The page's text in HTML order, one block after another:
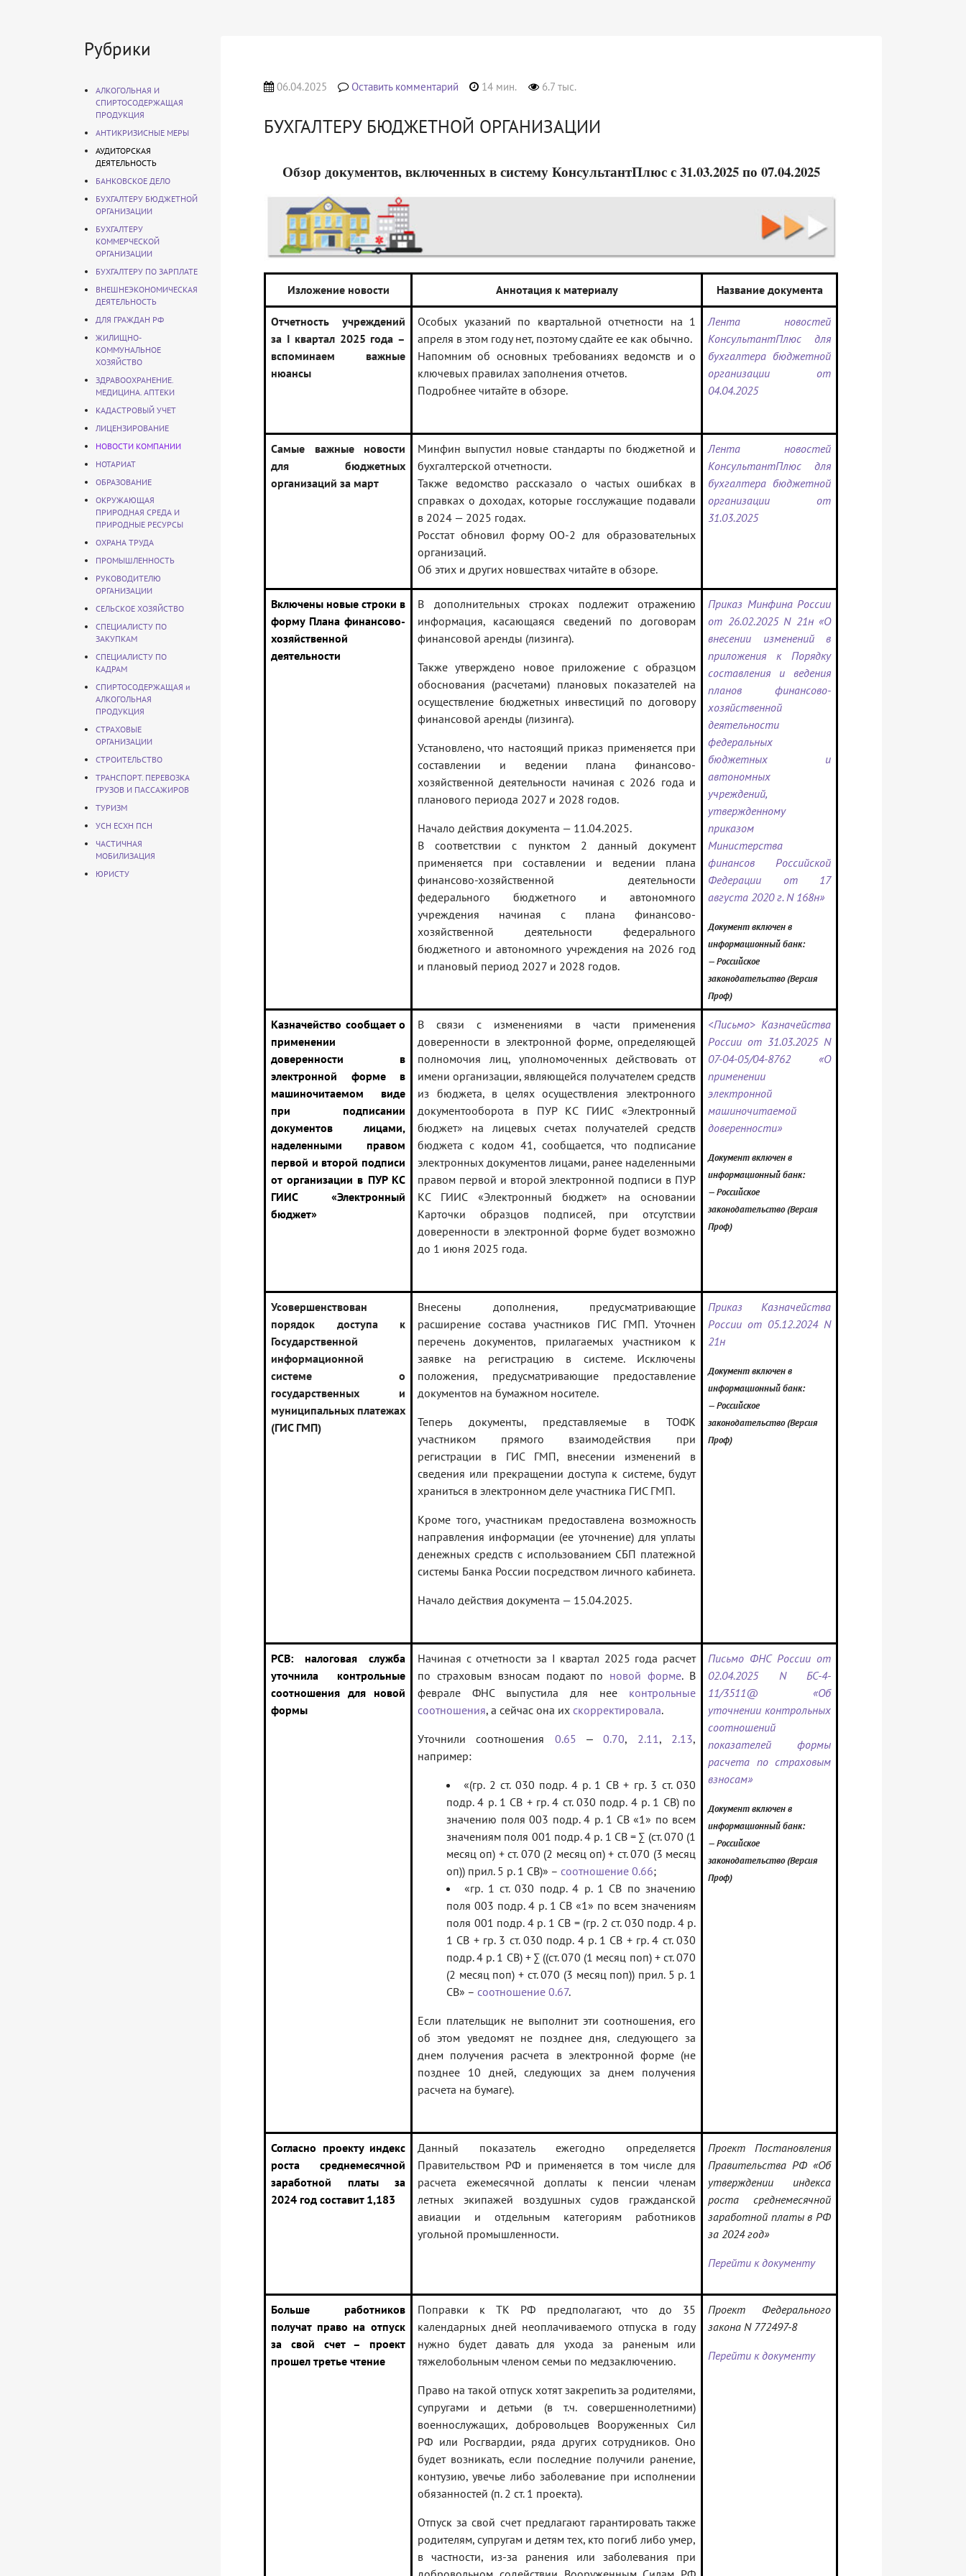
Рубрики
АЛКОГОЛЬНАЯ И
СПИРТОСОДЕРЖАЩАЯ
ПРОДУКЦИЯ
АНТИКРИЗИСНЫЕ МЕРЫ
АУДИТОРСКАЯ
ДЕЯТЕЛЬНОСТЬ
БАНКОВСКОЕ ДЕЛО
БУХГАЛТЕРУ БЮДЖЕТНОЙ
ОРГАНИЗАЦИИ
БУХГАЛТЕРУ
КОММЕРЧЕСКОЙ
ОРГАНИЗАЦИИ
БУХГАЛТЕРУ ПО ЗАРПЛАТЕ
ВНЕШНЕЭКОНОМИЧЕСКАЯ
ДЕЯТЕЛЬНОСТЬ
ДЛЯ ГРАЖДАН РФ
ЖИЛИЩНО-
КОММУНАЛЬНОЕ
ХОЗЯЙСТВО
ЗДРАВООХРАНЕНИЕ.
МЕДИЦИНА. АПТЕКИ
КАДАСТРОВЫЙ УЧЕТ
ЛИЦЕНЗИРОВАНИЕ
НОВОСТИ КОМПАНИИ
НОТАРИАТ
ОБРАЗОВАНИЕ
ОКРУЖАЮЩАЯ
ПРИРОДНАЯ СРЕДА И
ПРИРОДНЫЕ РЕСУРСЫ
ОХРАНА ТРУДА
ПРОМЫШЛЕННОСТЬ
РУКОВОДИТЕЛЮ
ОРГАНИЗАЦИИ
СЕЛЬСКОЕ ХОЗЯЙСТВО
СПЕЦИАЛИСТУ ПО
ЗАКУПКАМ
СПЕЦИАЛИСТУ ПО
КАДРАМ
СПИРТОСОДЕРЖАЩАЯ и
АЛКОГОЛЬНАЯ
ПРОДУКЦИЯ
СТРАХОВЫЕ
ОРГАНИЗАЦИИ
СТРОИТЕЛЬСТВО
ТРАНСПОРТ. ПЕРЕВОЗКА
ГРУЗОВ И ПАССАЖИРОВ
ТУРИЗМ
УСН ЕСХН ПСН
ЧАСТИЧНАЯ
МОБИЛИЗАЦИЯ
ЮРИСТУ
06.04.2025 Оставить комментарий 14 мин. 6.7 тыс.
БУХГАЛТЕРУ БЮДЖЕТНОЙ ОРГАНИЗАЦИИ
Обзор документов, включенных в систему КонсультантПлюс с 31.03.2025 по 07.04.2025
Изложение новости Аннотация к материалу Название документа
Отчетность учреждений
за I квартал 2025 года –
вспоминаем важные
нюансы
Особых указаний по квартальной отчетности на 1
апреля в этом году нет, поэтому сдайте ее как обычно.
Напомним об основных требованиях ведомств и о
ключевых правилах заполнения отчетов.
Подробнее читайте в обзоре.
Лента новостей
КонсультантПлюс для
бухгалтера бюджетной
организации от
04.04.2025
Самые важные новости
для бюджетных
организаций за март
Минфин выпустил новые стандарты по бюджетной и
бухгалтерской отчетности.
Также ведомство рассказало о частых ошибках в
справках о доходах, которые госслужащие подавали
в 2024 — 2025 годах.
Росстат обновил форму ОО-2 для образовательных
организаций.
Об этих и других новшествах читайте в обзоре.
Лента новостей
КонсультантПлюс для
бухгалтера бюджетной
организации от
31.03.2025
Включены новые строки в
форму Плана финансово-
хозяйственной
деятельности
В дополнительных строках подлежит отражению
информация, касающаяся сведений по договорам
финансовой аренды (лизинга).
Также утверждено новое приложение с образцом
обоснования (расчетами) плановых показателей на
осуществление бюджетных инвестиций по договору
финансовой аренды (лизинга).
Установлено, что настоящий приказ применяется при
составлении и ведении плана финансово-
хозяйственной деятельности начиная с 2026 года и
планового периода 2027 и 2028 годов.
Начало действия документа — 11.04.2025.
В соответствии с пунктом 2 данный документ
применяется при составлении и ведении плана
финансово-хозяйственной деятельности
федерального бюджетного и автономного
учреждения начиная с плана финансово-
хозяйственной деятельности федерального
бюджетного и автономного учреждения на 2026 год
и плановый период 2027 и 2028 годов.
Приказ Минфина России
от 26.02.2025 N 21н «О
внесении изменений в
приложения к Порядку
составления и ведения
планов финансово-
хозяйственной
деятельности
федеральных
бюджетных и
автономных
учреждений,
утвержденному
приказом
Министерства
финансов Российской
Федерации от 17
августа 2020 г. N 168н»
Документ включен в
информационный банк:
— Российское
законодательство (Версия
Проф)
Казначейство сообщает о
применении
доверенности в
электронной форме в
машиночитаемом виде
при подписании
документов лицами,
наделенными правом
первой и второй подписи
от организации в ПУР КС
ГИИС «Электронный
бюджет»
В связи с изменениями в части применения
доверенности в электронной форме, определяющей
полномочия лиц, уполномоченных действовать от
имени организации, являющейся получателем средств
из бюджета, в целях осуществления электронного
документооборота в ПУР КС ГИИС «Электронный
бюджет» на лицевых счетах получателей средств
бюджета с кодом 41, сообщается, что подписание
электронных документов лицами, ранее наделенными
правом первой и второй электронной подписи в ПУР
КС ГИИС «Электронный бюджет» на основании
Карточки образцов подписей, при отсутствии
доверенности в электронной форме будет возможно
до 1 июня 2025 года.
<Письмо> Казначейства
России от 31.03.2025 N
07-04-05/04-8762 «О
применении
электронной
машиночитаемой
доверенности»
Документ включен в
информационный банк:
— Российское
законодательство (Версия
Проф)
Усовершенствован
порядок доступа к
Государственной
информационной
системе о
государственных и
муниципальных платежах
(ГИС ГМП)
Внесены дополнения, предусматривающие
расширение состава участников ГИС ГМП. Уточнен
перечень документов, прилагаемых участником к
заявке на регистрацию в системе. Исключены
положения, предусматривающие предоставление
документов на бумажном носителе.
Теперь документы, представляемые в ТОФК
участником прямого взаимодействия при
регистрации в ГИС ГМП, внесении изменений в
сведения или прекращении доступа к системе, будут
храниться в электронном деле участника ГИС ГМП.
Кроме того, участникам предоставлена возможность
направления информации (ее уточнение) для уплаты
денежных средств с использованием СБП платежной
системы Банка России посредством личного кабинета.
Начало действия документа — 15.04.2025.
Приказ Казначейства
России от 05.12.2024 N
21н
Документ включен в
информационный банк:
— Российское
законодательство (Версия
Проф)
РСВ: налоговая служба
уточнила контрольные
соотношения для новой
формы
Начиная с отчетности за I квартал 2025 года расчет
по страховым взносам подают по новой форме. В
феврале ФНС выпустила для нее контрольные
соотношения, а сейчас она их скорректировала.
Уточнили соотношения 0.65 ‒0.70, 2.11, 2.13,
например:
«(гр. 2 ст. 030 подр. 4 р. 1 СВ + гр. 3 ст. 030
подр. 4 р. 1 СВ + гр. 4 ст. 030 подр. 4 р. 1 СВ) по
значению поля 003 подр. 4 р. 1 СВ «1» по всем
значениям поля 001 подр. 4 р. 1 СВ = ∑ (ст. 070 (1
месяц оп) + ст. 070 (2 месяц оп) + ст. 070 (3 месяц
оп)) прил. 5 р. 1 СВ)» – соотношение 0.66;
«гр. 1 ст. 030 подр. 4 р. 1 СВ по значению
поля 003 подр. 4 р. 1 СВ «1» по всем значениям
поля 001 подр. 4 р. 1 СВ = (гр. 2 ст. 030 подр. 4 р.
1 СВ + гр. 3 ст. 030 подр. 4 р. 1 СВ + гр. 4 ст. 030
подр. 4 р. 1 СВ) + ∑ ((ст. 070 (1 месяц поп) + ст. 070
(2 месяц поп) + ст. 070 (3 месяц поп)) прил. 5 р. 1
СВ» – соотношение 0.67.
Если плательщик не выполнит эти соотношения, его
об этом уведомят не позднее дня, следующего за
днем получения расчета в электронной форме (не
позднее 10 дней, следующих за днем получения
расчета на бумаге).
Письмо ФНС России от
02.04.2025 N БС-4-
11/3511@ «Об
уточнении контрольных
соотношений
показателей формы
расчета по страховым
взносам»
Документ включен в
информационный банк:
— Российское
законодательство (Версия
Проф)
Согласно проекту индекс
роста среднемесячной
заработной платы за
2024 год составит 1,183
Данный показатель ежегодно определяется
Правительством РФ и применяется в том числе для
расчета ежемесячной доплаты к пенсии членам
летных экипажей воздушных судов гражданской
авиации и отдельным категориям работников
угольной промышленности.
Проект Постановления
Правительства РФ «Об
утверждении индекса
роста среднемесячной
заработной платы в РФ
за 2024 год»
Перейти к документу
Больше работников
получат право на отпуск
за свой счет – проект
прошел третье чтение
Поправки к ТК РФ предполагают, что до 35
календарных дней неоплачиваемого отпуска в году
нужно будет давать для ухода за раненым или
тяжелобольным членом семьи по медзаключению.
Право на такой отпуск хотят закрепить за родителями,
супругами и детьми (в т.ч. совершеннолетними)
военнослужащих, добровольцев Вооруженных Сил
РФ или Росгвардии, ряда других сотрудников. Оно
будет возникать, если последние получили ранение,
контузию, увечье либо заболевание при исполнении
обязанностей (п. 2 ст. 1 проекта).
Отпуск за свой счет предлагают гарантировать также
родителям, супругам и детям тех, кто погиб либо умер,
в частности, из-за ранения или заболевания при
Проект Федерального
закона N 772497-8
Перейти к документу